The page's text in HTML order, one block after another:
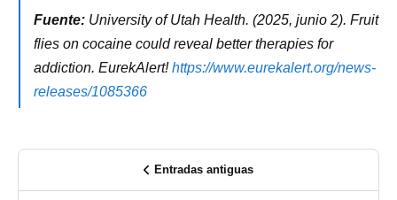
Fuente: University of Utah Health. (2025, junio 2). Fruit
flies on cocaine could reveal better therapies for
addiction. EurekAlert!https://www.eurekalert.org/news-
releases/1085366
Entradas antiguas